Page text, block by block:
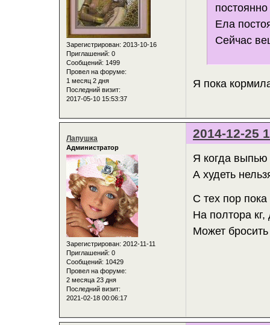
Зарегистрирован: 2013-10-16
Приглашений: 0
Сообщений: 1499
Провел на форуме:
1 месяц 2 дня
Последний визит:
2017-05-10 15:53:37
Ела
Сейчас
Я пока
2014-12-25
Лапушка
Администратор
Зарегистрирован: 2012-11-11
Приглашений: 0
Сообщений: 10429
Провел на форуме:
2 месяца 23 дня
Последний визит:
2021-02-18 00:06:17
Я когда выпью
А худеть
С тех пор пока
На полтора
Может бросить